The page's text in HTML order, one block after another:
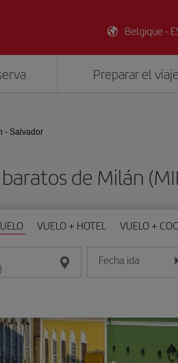
Belgique -
Preparar el viaje
- Salvador
de Milán
VUELO + HOTEL VUELO +
Fecha ida
Introduce la fecha en